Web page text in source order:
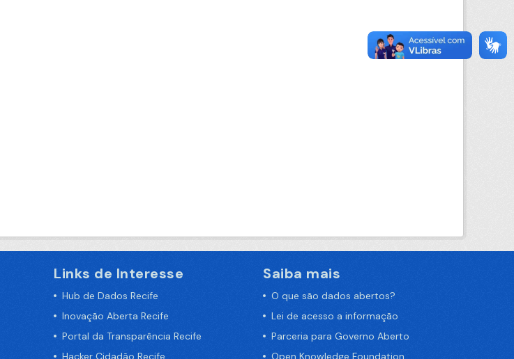
Links de Interesse
Hub de Dados Recife
Inovação Aberta Recife
Portal da Transparência Recife
Hacker Cidadão Recife
Saiba mais
O que são dados abertos?
Lei de acesso a informação
Parceria para Governo Aberto
Open Knowledge Foundation